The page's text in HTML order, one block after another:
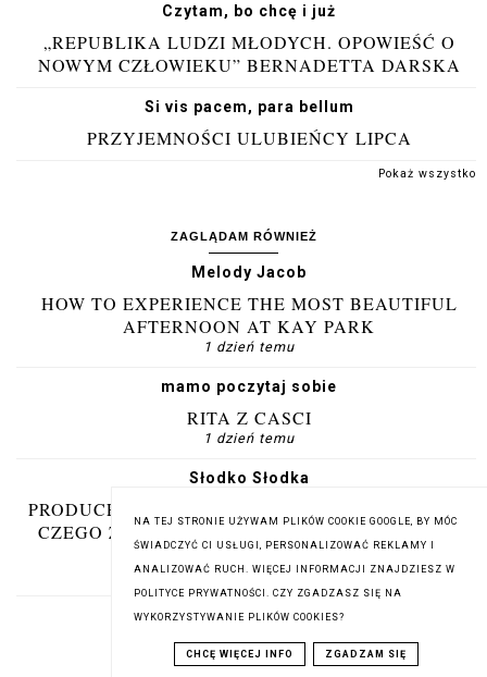
Czytam, bo chcę i już
„REPUBLIKA LUDZI MŁODYCH. OPOWIEŚĆ O
NOWYM CZŁOWIEKU” BERNADETTA DARSKA
Si vis pacem, para bellum
PRZYJEMNOŚCI ULUBIEŃCY LIPCA
Pokaż wszystko
ZAGLĄDAM RÓWNIEŻ
Melody Jacob
HOW TO EXPERIENCE THE MOST BEAUTIFUL
AFTERNOON AT KAY PARK
1 dzień temu
mamo poczytaj sobie
RITA Z CASCI
1 dzień temu
Słodko Słodka
PRODUCENT DEKORACJI CUKIERNICZYCH – OD
CZEGO ZALEŻY JAKOŚĆ OZDÓB DO TORTÓW,
CIAST I DESERÓW?
1 dzień temu
bookendorfina
SERCE JAK SMOŁA
2 dni temu
NA TEJ STRONIE UŻYWAM PLIKÓW COOKIE GOOGLE, BY MÓC
ŚWIADCZYĆ CI USŁUGI, PERSONALIZOWAĆ REKLAMY I
ANALIZOWAĆ RUCH. WIĘCEJ INFORMACJI ZNAJDZIESZ W
POLITYCE PRYWATNOŚCI. CZY ZGADZASZ SIĘ NA
WYKORZYSTYWANIE PLIKÓW COOKIES?
CHCĘ WIĘCEJ INFO ZGADZAM SIĘ